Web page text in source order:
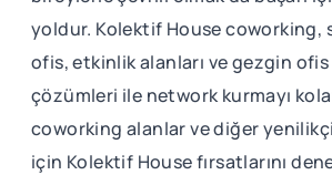
yoldur. Kolektif House coworking,
ofis, etkinlik alanları ve gezgin
çözümleri ile network kurmayı
coworking alanlar ve diğer
için Kolektif House fırsatlarını